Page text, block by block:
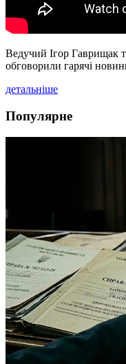
Ведучий Ігор Гаврищак
обговорили гарячі
детальніше
Популярне